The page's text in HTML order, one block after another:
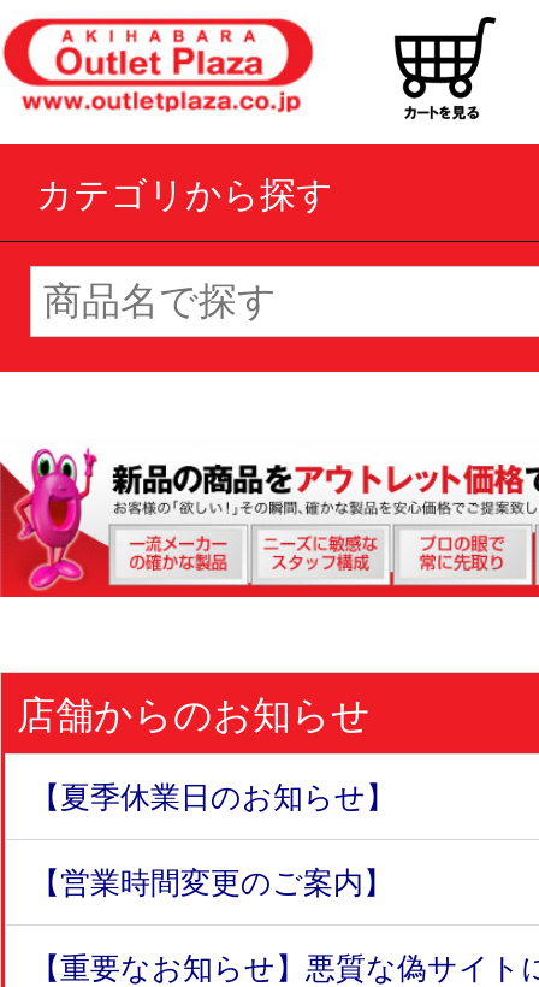
カテゴリから探す
店舗からのお知らせ
【夏季休業日のお知らせ】
【営業時間変更のご案内】
【重要なお知らせ】悪質な偽サイト